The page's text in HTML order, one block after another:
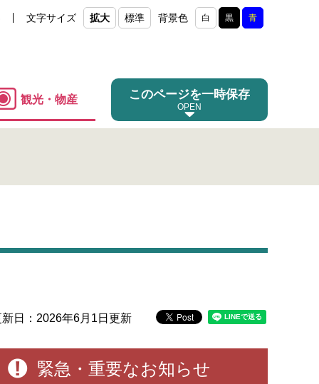
文字サイズ 拡大 標準 背景色 白 黒 青
観光・物産 このページを一時保存
新日：2026年6月1日更新
緊急・重要なお知らせ